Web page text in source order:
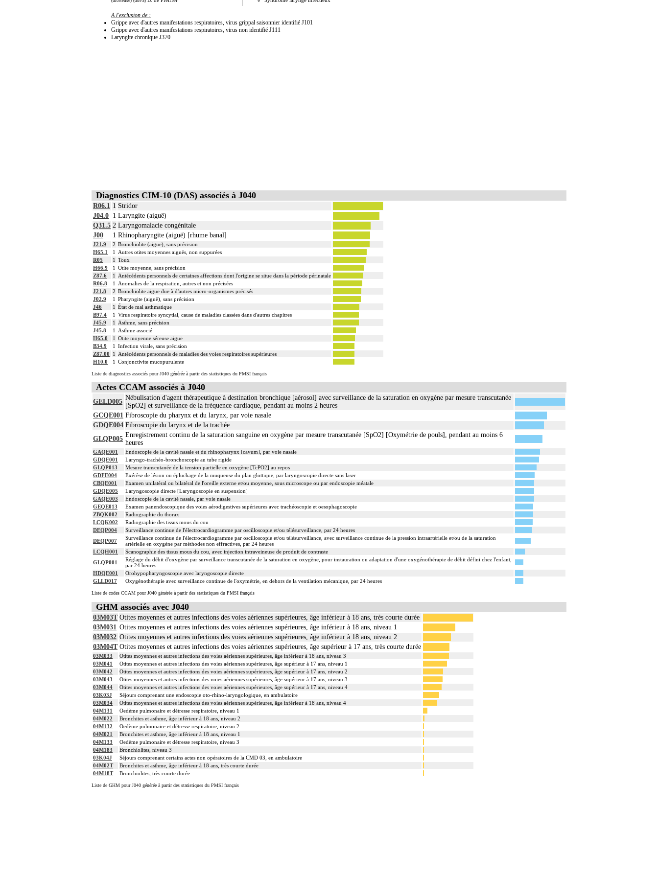
A l'exclusion de :
Grippe avec d'autres manifestations respiratoires, virus grippal saisonnier identifié J101
Grippe avec d'autres manifestations respiratoires, virus non identifié J111
Laryngite chronique J370
Diagnostics CIM-10 (DAS) associés à J040
R06.1 1 Stridor
J04.0 1 Laryngite (aiguë)
Q31.5 2 Laryngomalacie congénitale
J00
1 Rhinopharyngite (aiguë) [rhume banal]
J21.9 2 Bronchiolite (aiguë), sans précision
H65.1
1
Autres otites moyennes aiguës, non suppurées
R05
1 Toux
H66.9
1 Otite moyenne, sans précision
Z87.6
1
Antécédents personnels de certaines affections dont l'origine se situe dans la période périnatale
R06.8
1
Anomalies de la respiration, autres et non précisées
J21.8
2 Bronchiolite aiguë due à d'autres micro-organismes précisés
J02.9
1 Pharyngite (aiguë), sans précision
J46
1 État de mal asthmatique
B97.4
1 Virus respiratoire syncytial, cause de maladies classées dans d'autres chapitres
J45.9
1
Asthme, sans précision
J45.8
1
Asthme associé
H65.0
1 Otite moyenne séreuse aiguë
B34.9
1 Infection virale, sans précision
Z87.00
1
Antécédents personnels de maladies des voies respiratoires supérieures
H10.0
1 Conjonctivite mucopurulente
Liste de diagnostics associés pour J040 générée à partir des statistiques du PMSI français
Actes CCAM associés à J040
GELD005
Nébulisation d'agent thérapeutique à destination bronchique [aérosol] avec surveillance de la saturation en oxygène par mesure transcutanée
[SpO2] et surveillance de la fréquence cardiaque, pendant au moins 2 heures
GCQE001 Fibroscopie du pharynx et du larynx, par voie nasale
GDQE004 Fibroscopie du larynx et de la trachée
GLQP005
Enregistrement continu de la saturation sanguine en oxygène par mesure transcutanée [SpO2] [Oxymétrie de pouls], pendant au moins 6
heures
GAQE001
Endoscopie de la cavité nasale et du rhinopharynx [cavum], par voie nasale
GDQE001
Laryngo-trachéo-bronchoscopie au tube rigide
GLQP013
Mesure transcutanée de la tension partielle en oxygène [TcPO2] au repos
GDFE004
Exérèse de lésion ou épluchage de la muqueuse du plan glottique, par laryngoscopie directe sans laser
CBQE001
Examen unilatéral ou bilatéral de l'oreille externe et/ou moyenne, sous microscope ou par endoscopie méatale
GDQE005
Laryngoscopie directe [Laryngoscopie en suspension]
GAQE003
Endoscopie de la cavité nasale, par voie nasale
GEQE013
Examen panendoscopique des voies aérodigestives supérieures avec trachéoscopie et oesophagoscopie
ZBQK002
Radiographie du thorax
LCQK002
Radiographie des tissus mous du cou
DEQP004
Surveillance continue de l'électrocardiogramme par oscilloscopie et/ou télésurveillance, par 24 heures
DEQP007
Surveillance continue de l'électrocardiogramme par oscilloscopie et/ou télésurveillance, avec surveillance continue de la pression intraartérielle et/ou de la saturation
artérielle en oxygène par méthodes non effractives, par 24 heures
LCQH001
Scanographie des tissus mous du cou, avec injection intraveineuse de produit de contraste
GLQP001
Réglage du débit d'oxygène par surveillance transcutanée de la saturation en oxygène, pour instauration ou adaptation d'une oxygénothérapie de débit défini chez l'enfant,
par 24 heures
HDQE001
Orohypopharyngoscopie avec laryngoscopie directe
GLLD017
Oxygénothérapie avec surveillance continue de l'oxymétrie, en dehors de la ventilation mécanique, par 24 heures
Liste de codes CCAM pour J040 générée à partir des statistiques du PMSI français
GHM associés avec J040
03M03T Otites moyennes et autres infections des voies aériennes supérieures, âge inférieur à 18 ans, très courte durée
03M031 Otites moyennes et autres infections des voies aériennes supérieures, âge inférieur à 18 ans, niveau 1
03M032 Otites moyennes et autres infections des voies aériennes supérieures, âge inférieur à 18 ans, niveau 2
03M04T Otites moyennes et autres infections des voies aériennes supérieures, âge supérieur à 17 ans, très courte durée
03M033
Otites moyennes et autres infections des voies aériennes supérieures, âge inférieur à 18 ans, niveau 3
03M041
Otites moyennes et autres infections des voies aériennes supérieures, âge supérieur à 17 ans, niveau 1
03M042
Otites moyennes et autres infections des voies aériennes supérieures, âge supérieur à 17 ans, niveau 2
03M043
Otites moyennes et autres infections des voies aériennes supérieures, âge supérieur à 17 ans, niveau 3
03M044
Otites moyennes et autres infections des voies aériennes supérieures, âge supérieur à 17 ans, niveau 4
03K03J
Séjours comprenant une endoscopie oto-rhino-laryngologique, en ambulatoire
03M034
Otites moyennes et autres infections des voies aériennes supérieures, âge inférieur à 18 ans, niveau 4
04M131
Oedème pulmonaire et détresse respiratoire, niveau 1
04M022
Bronchites et asthme, âge inférieur à 18 ans, niveau 2
04M132
Oedème pulmonaire et détresse respiratoire, niveau 2
04M021
Bronchites et asthme, âge inférieur à 18 ans, niveau 1
04M133
Oedème pulmonaire et détresse respiratoire, niveau 3
04M183
Bronchiolites, niveau 3
03K04J
Séjours comprenant certains actes non opératoires de la CMD 03, en ambulatoire
04M02T
Bronchites et asthme, âge inférieur à 18 ans, très courte durée
04M18T
Bronchiolites, très courte durée
Liste de GHM pour J040 générée à partir des statistiques du PMSI français